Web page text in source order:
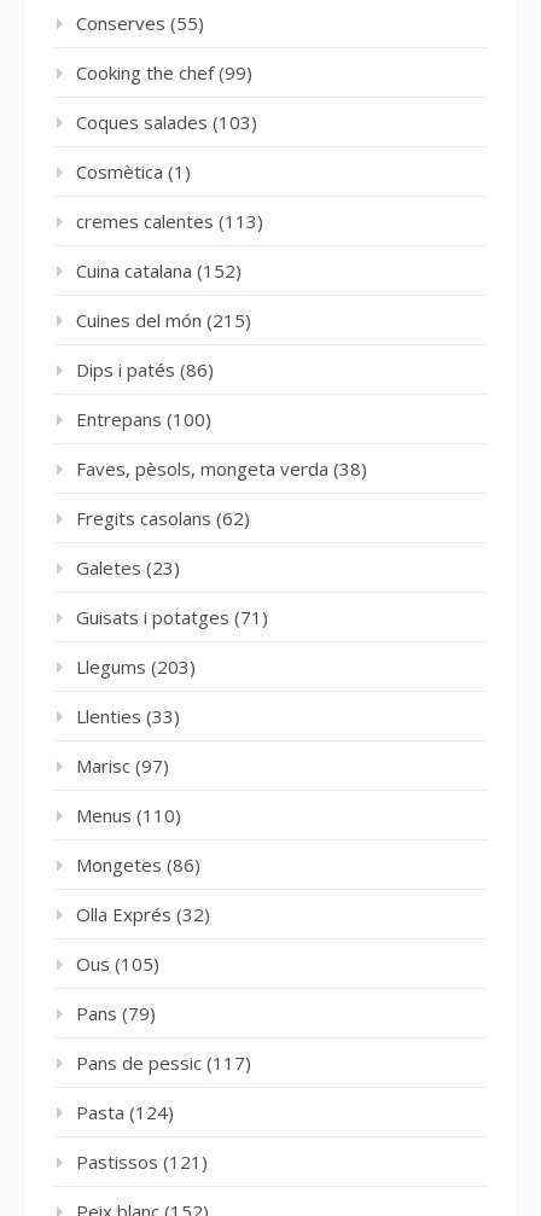
Conserves (55)
Cooking the chef(99)
Coques salades (103)
Cosmètica (1)
cremes calentes (113)
Cuina catalana (152)
Cuines del món (215)
Dips i patés (86)
Entrepans (100)
Faves, pèsols, mongeta verda (38)
Fregits casolans (62)
Galetes (23)
Guisats i potatges (71)
Llegums (203)
Llenties (33)
Marisc (97)
Menus (110)
Mongetes (86)
Olla Exprés (32)
Ous (105)
Pans (79)
Pans de pessic (117)
Pasta (124)
Pastissos (121)
Peix blanc (152)